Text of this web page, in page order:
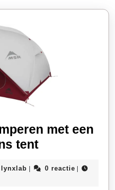
bericht:
met een
tentComfortabel
met
lynxlab lynxlab
| 0 reactie |